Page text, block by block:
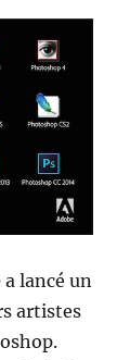
a lancé un
artistes